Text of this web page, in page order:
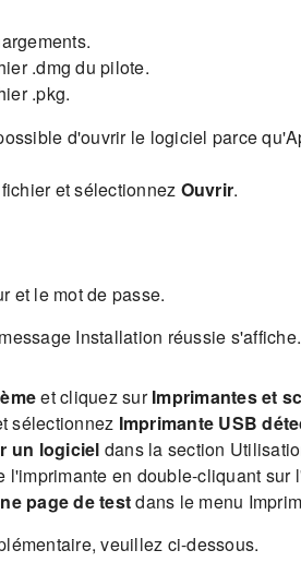
.dmg du pilote.
.pkg.
d'ouvrir le logiciel parce
et sélectionnez Ouvrir.
et le mot de passe.
Installation réussie
et cliquez surImprimantes et
sélectionnez Imprimante USB
un logiciel dans la section
l'imprimante en double-cliquant sur
page de testdans le menu
veuillez ci-dessous.